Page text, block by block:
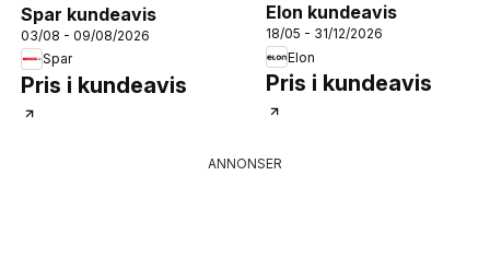
Spar kundeavis
03/08 - 09/08/2026
Spar
Pris i kundeavis
Elon kundeavis
18/05 - 31/12/2026
Elon
Pris i kundeavis
ANNONSER